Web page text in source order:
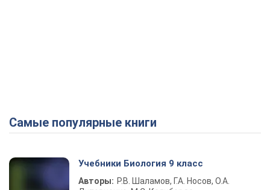
Самые популярные книги
Учебники Биология 9 класс
Авторы: Р.В. Шаламов, Г.А. Носов, О.А.